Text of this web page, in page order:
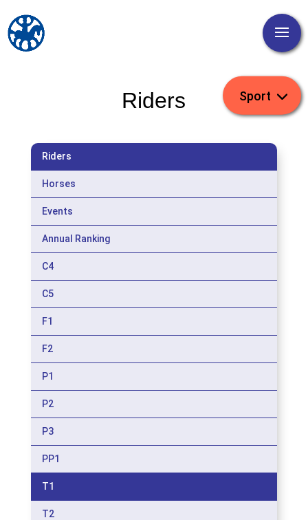
Riders
Riders
Horses
Events
Annual Ranking
C4
C5
F1
F2
P1
P2
P3
PP1
T1
T2